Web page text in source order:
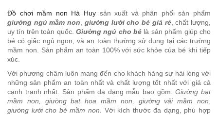
Đồ chơi mầm non Hà Huysản xuất và phân phối sản phẩm
giường ngủ mầm non, giường lưới cho bé giá rẻ, chất lượng,
uy tín trên toàn quốc. Giường ngủ cho bé là sản phẩm giúp cho
bé có giấc ngủ ngon, và an toàn thường sử dụng tại các trường
mầm non. Sản phẩm an toàn 100% với sức khỏe của bé khi tiếp
xúc.
Với phương châm luôn mang đến cho khách hàng sự hài lòng với
những sản phẩm an toàn nhất và chất lượng tốt nhất với giá cả
cạnh tranh nhất. Sản phẩm đa dạng mẫu bao gồm:Giường bạt
mầm non, giường bạt hoa mầm non, giường vải mầm non
giường lưới cho bé mầm non . Với kích thước đa dạng, phù hợp